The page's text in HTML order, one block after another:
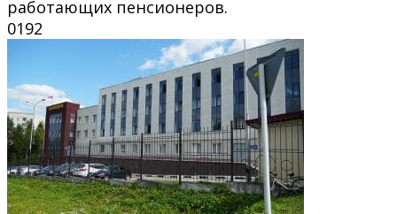
работающих пенсионеров.
0192